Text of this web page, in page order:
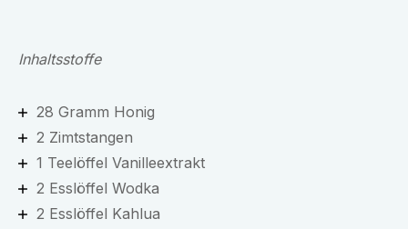
Inhaltsstoffe
28 Gramm Honig
2 Zimtstangen
1 Teelöffel Vanilleextrakt
2 Esslöffel Wodka
2 Esslöffel Kahlua